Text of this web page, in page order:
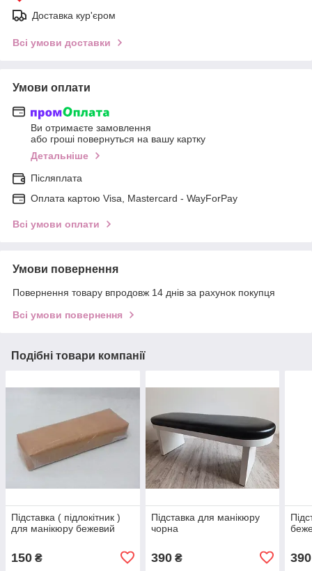
Доставка кур'єром
Всі умови доставки
Умови оплати
Ви отримаєте замовлення
або гроші повернуться на вашу картку
Детальніше
Післяплата
Оплата картою Visa, Mastercard - WayForPay
Всі умови оплати
Умови повернення
Повернення товару впродовж 14 днів за рахунок покупця
Всі умови повернення
Подібні товари компанії
Підставка ( підлокітник )
для манікюру бежевий
150 ₴
Підставка для манікюру
чорна
390₴ 390